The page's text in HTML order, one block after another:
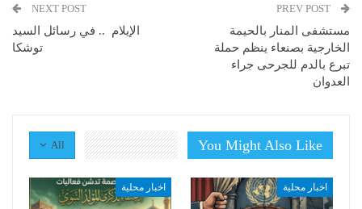
مستشفى المنار بالحيمة
الخارجية بصنعاء ينظم حملة
تبرع بالدم للجرحى جراء
العدوان
NEXT POST
الإيلام .. في رسائل السيد
توشكا
All You Might Also Like
اخبار محلية اخبار محلية